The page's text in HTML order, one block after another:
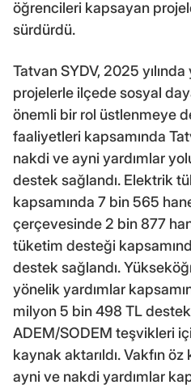
öğrencileri kapsayan
sürdürdü.
Tatvan SYDV, 2025
projelerle ilçede sosyal
önemli bir rol üstlenmeye
faaliyetleri kapsamında
nakdi ve ayni yardımlar
destek sağlandı. Elektrik
kapsamında 7 bin 565
çerçevesinde 2 bin 877
tüketim desteği
destek sağlandı.
yönelik yardımlar
milyon 5 bin 498 TL destek
ADEM/SODEM teşvikleri
kaynak aktarıldı. Vakfın
ayni ve nakdi yardımlar